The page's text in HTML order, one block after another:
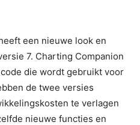
een nieuwe look en
7. Charting Companion
die wordt gebruikt voor
de twee versies
te verlagen
nieuwe functies en